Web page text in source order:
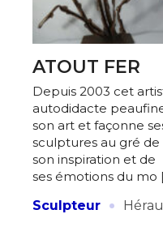
ATOUT FER
Depuis 2003 cet
autodidacte
son art et façonne
sculptures au gré de
son inspiration et de
ses émotions du mo
Sculpteur ·